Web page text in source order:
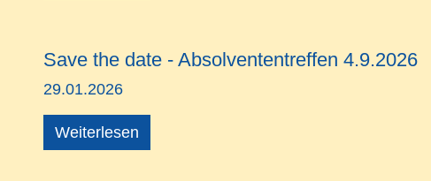
Save the date - Absolvententreffen 4.9.2026
29.01.2026
Weiterlesen